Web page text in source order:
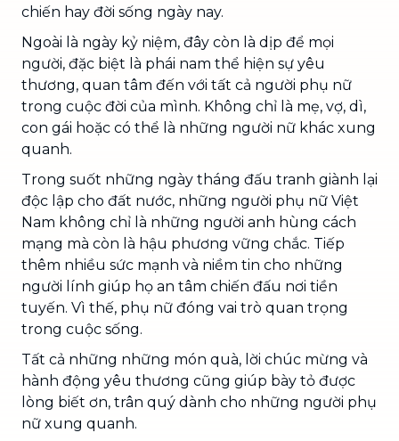
chiến hay đời sống ngày nay.
Ngoài là ngày kỷ niệm, đây còn là dịp để mọi
người, đặc biệt là phái nam thể hiện sự yêu
thương, quan tâm đến với tất cả người phụ nữ
trong cuộc đời của mình. Không chỉ là mẹ, vợ, dì,
con gái hoặc có thể là những người nữ khác xung
quanh.
Trong suốt những ngày tháng đấu tranh giành lại
độc lập cho đất nước, những người phụ nữ Việt
Nam không chỉ là những người anh hùng cách
mạng mà còn là hậu phương vững chắc. Tiếp
thêm nhiều sức mạnh và niềm tin cho những
người lính giúp họ an tâm chiến đấu nơi tiền
tuyến. Vì thế, phụ nữ đóng vai trò quan trọng
trong cuộc sống.
Tất cả những những món quà, lời chúc mừng và
hành động yêu thương cũng giúp bày tỏ được
lòng biết ơn, trân quý dành cho những người phụ
nữ xung quanh.